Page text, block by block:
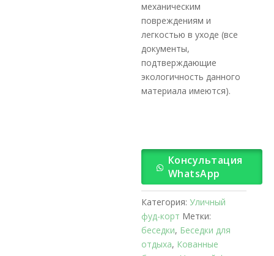
механическим
повреждениям и
легкостью в уходе (все
документы,
подтверждающие
экологичность данного
материала имеются).
Консультация
WhatsApp
Категория:Уличный
фуд-корт Метки:
беседки, Беседки для
отдыха, Кованные